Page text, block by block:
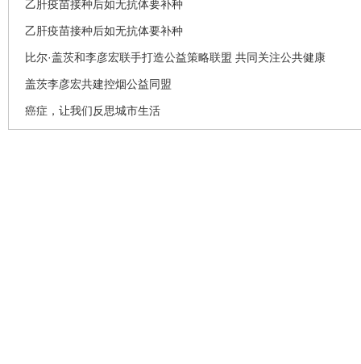
乙肝疫苗接种后如无抗体要补种
乙肝疫苗接种后如无抗体要补种
比尔·盖茨和李彦宏联手打造公益策略联盟 共同关注公共健康
盖茨李彦宏共建控烟公益同盟
癌症，让我们反思城市生活